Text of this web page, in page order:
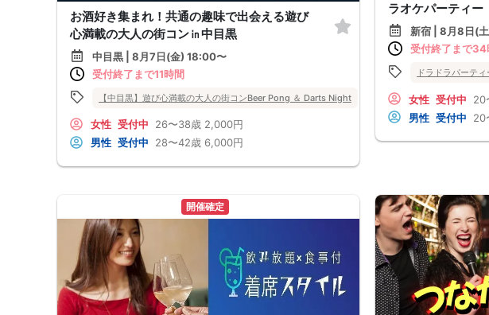
お酒好き集まれ！共通の趣味で出会える遊び
心満載の大人の街コン㏌中目黒
中目黒 | 8月7日(金) 18:00〜
受付終了まで11時間
【中目黒】遊び心満載の大人の街コンBeer Pong ＆ Darts Night 20代向け 30代向け
女性 受付中 26〜38歳 2,000円
男性 受付中 28〜42歳 6,000円
ラオケパーティー
新宿 | 8月8日(
受付終了まで34
ドラドラパーティ
女性 受付中 20
男性 受付中 20
開催確定